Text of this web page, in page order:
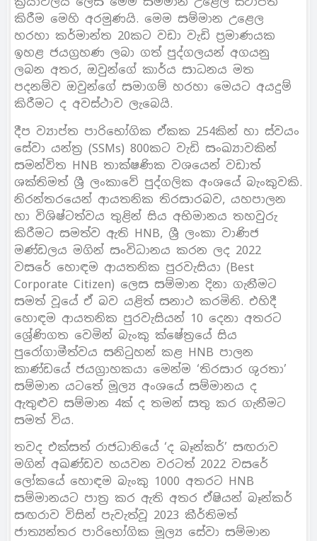
කිරීම මෙහි අරමුණයි. මෙම සම්මාන උළෙල
හරහා කර්මාන්ත 20කට වඩා වැඩි ප‍්‍රමාණයක
ඉහළ ජයග‍්‍රහණ ලබා ගත් පුද්ගලයන් අගයනු
ලබන අතර, ඔවුන්ගේ කාර්ය සාධනය මත
පදනම්ව ඔවුන්ගේ සමාගම් හරහා මෙයට අයදුම්
කිරීමට ද අවස්ථාව ලැබෙයි.
දීප ව්‍යාප්ත පාරිභෝගික ඒකක 254කින් හා ස්වයං
සේවා යන්ත‍්‍ර (SSMs) 800කට වැඩි සංඛ්‍යාවකින්
සමන්විත HNB තාක්ෂණික වශයෙන් වඩාත්
ශක්තිමත් ශ්‍රී ලංකාවේ පුද්ගලික අංශයේ බැංකුවකි.
නිරන්තරයෙන් ආයතනික තිරසාරබව, යහපාලන
හා විශිෂ්ටත්වය තුළින් සිය අභිමානය තහවුරු
කිරීමට සමත්ව ඇති HNB, ශ්‍රී ලංකා වාණිජ
මණ්ඩලය මගින් සංවිධානය කරන ලද 2022
වසරේ හොඳම ආයතනික පුරවැසියා (Best
Corporate Citizen) ලෙස සම්මාන දිනා ගැනීමට
සමත් වූයේ ඒ බව යළිත් සනාථ කරමිනි. එහිදී
හොඳම ආයතනික පුරවැසියන් 10 දෙනා අතරට
ශ්‍රේණිගත වෙමින් බැංකු ක්ෂේත‍්‍රයේ සිය
පුරෝගාමීත්වය සනිටුහන් කළ HNB පාලන
කාණ්ඩයේ ජයග‍්‍රාහකයා මෙන්ම ‘තිරසාර ශුරතා’
සම්මාන යටතේ මූල්‍ය අංශයේ සම්මානය ද
ඇතුළුව සම්මාන 4ක් ද තමන් සතු කර ගැනීමට
සමත් විය.
තවද එක්සත් රාජධානියේ ‘ද බෑන්කර්’ සඟරාව
මගින් අඛණ්ඩව හයවන වරටත් 2022 වසරේ
ලෝකයේ හොඳම බැංකු 1000 අතරට HNB
සම්මානයට පාත‍්‍ර කර ඇති අතර ඒෂියන් බෑන්කර්
සඟරාව විසින් පැවැත්වූ 2023 කීර්තිමත්
ජාත්‍යන්තර පාරිභෝගික මූල්‍ය සේවා සම්මාන